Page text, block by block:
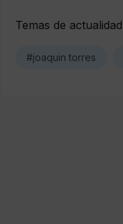
Temas de actualidad
#joaquin torres